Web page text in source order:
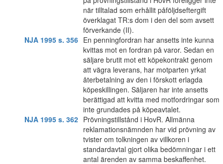
när tilltalad som erhållit påföljdseftergift
överklagat TR:s dom i den del som avsett
förverkande (II).
NJA 1995 s. 356 En penningfordran har ansetts inte kunna
kvittas mot en fordran på varor. Sedan en
säljare brutit mot ett köpekontrakt genom
att vägra leverans, har motparten yrkat
återbetalning av den i förskott erlagda
köpeskillingen. Säljaren har inte ansetts
berättigad att kvitta med motfordringar som
inte grundades på köpeavtalet.
NJA 1995 s. 362 Prövningstillstånd i HovR. Allmänna
reklamationsnämnden har vid prövning av
tvister om tolkningen av villkoren i
standardavtal gjort olika bedömningar i ett
antal ärenden av samma beskaffenhet.